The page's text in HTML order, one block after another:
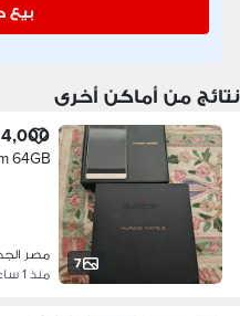
بيع
نتائج من أماكن أخرى
7
4,000 ج.م
64GB
مصر
منذ 1 ساعة